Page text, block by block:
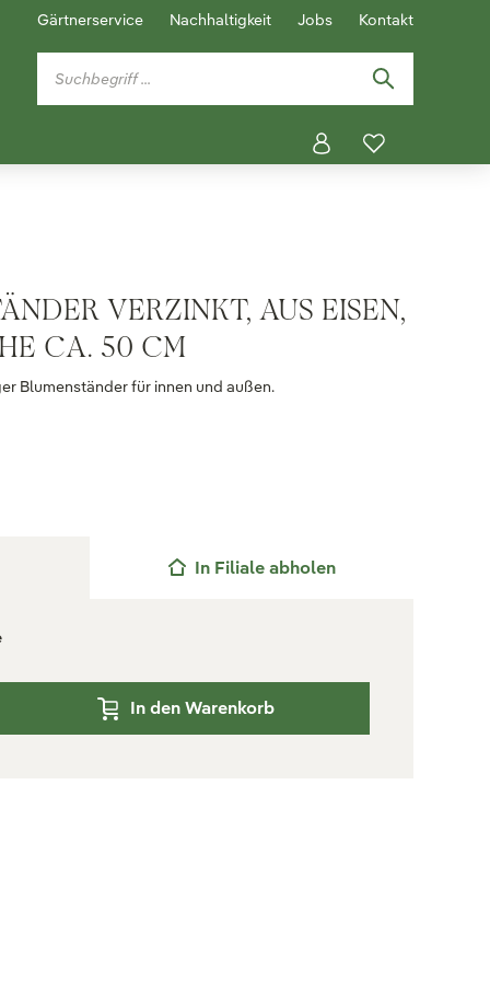
Gärtnerservice Nachhaltigkeit Jobs Kontakt
VERZINKT, AUS EISEN,
CA. 50 CM
Blumenständer für innen und außen.
In Filiale abholen
In den Warenkorb